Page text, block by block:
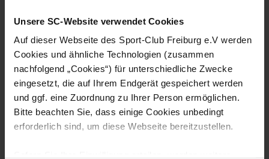
Unsere SC-Website verwendet Cookies
Auf dieser Webseite des Sport-Club Freiburg e.V werden
Cookies und ähnliche Technologien (zusammen
nachfolgend „Cookies“) für unterschiedliche Zwecke
eingesetzt, die auf Ihrem Endgerät gespeichert werden
und ggf. eine Zuordnung zu Ihrer Person ermöglichen.
Bitte beachten Sie, dass einige Cookies unbedingt
erforderlich sind, um diese Webseite bereitzustellen.
MEHR NEWS
FRAUEN & MÄDCHEN 07.08.2026
LISA KARL ALS KAPITÄNIN BESTÄTIGT
FRAUEN & MÄDCHEN 06.08.2026
DOPPELTE PREMIERE: BRUNOLD UND